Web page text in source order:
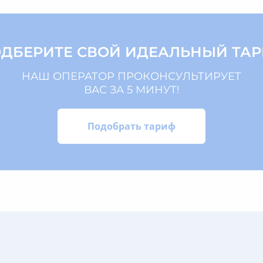
СВОЙ ИДЕАЛЬНЫЙ
НАШ ОПЕРАТОР ПРОКОНСУЛЬТИРУЕТ
ВАС ЗА 5 МИНУТ!
Подобрать тариф